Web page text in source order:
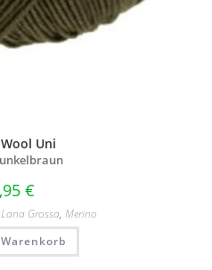
Uni
€
Lana Grossa, Merino